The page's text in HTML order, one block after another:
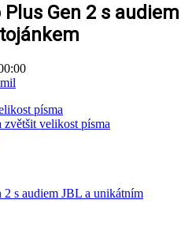
Gen 2 s audiem
písma
zvětšit velikost písma